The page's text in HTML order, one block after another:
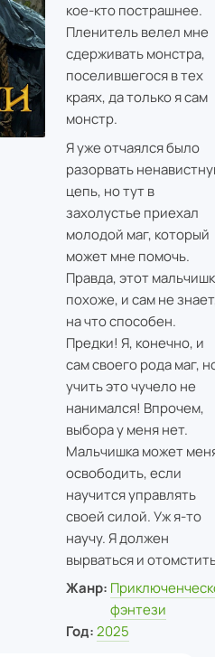
кое-кто пострашнее.
Пленитель велел мне
сдерживать монстра,
поселившегося в тех
краях, да только я сам
монстр.
Я уже отчаялся было
разорвать
цепь, но тут в
захолустье приехал
молодой маг, который
может мне помочь.
Правда, этот
похоже, и сам не
на что способен.
Предки! Я, конечно, и
сам своего рода маг,
учить это чучело не
нанимался! Впрочем,
выбора у меня нет.
Мальчишка может
освободить, если
научится управлять
своей силой. Уж я-то
научу. Я должен
вырваться и
Жанр:
фэнтези
Год: 2025